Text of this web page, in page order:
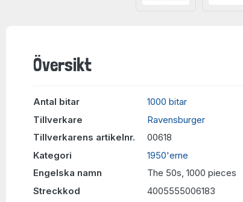
Översikt
Antal bitar
1000 bitar
Tillverkare
Ravensburger
Tillverkarens artikelnr.
00618
Kategori
1950'erne
Engelska namn
The 50s, 1000 pieces
Streckkod
4005555006183